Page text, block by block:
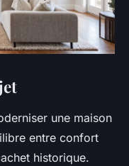
une maison
entre confort
historique.